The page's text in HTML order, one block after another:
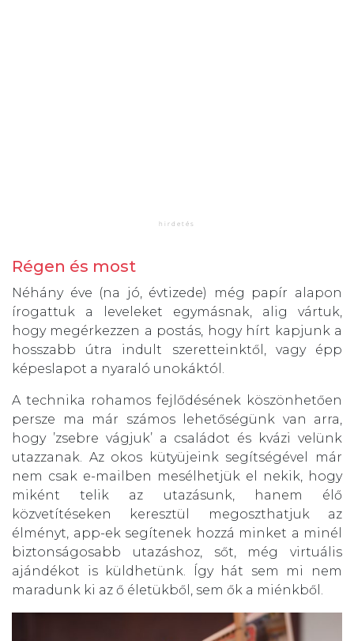
Régen és most
Néhány éve (na jó, évtizede) még papír alapon
írogattuk a leveleket egymásnak, alig vártuk,
hogy megérkezzen a postás, hogy hírt kapjunk a
hosszabb útra indult szeretteinktől, vagy épp
képeslapot a nyaraló unokáktól.
A technika rohamos fejlődésének köszönhetően
persze ma már számos lehetőségünk van arra,
hogy ’zsebre vágjuk’ a családot és kvázi velünk
utazzanak. Az okos kütyüjeink segítségével már
nem csak e-mailben mesélhetjük el nekik, hogy
miként telik az utazásunk, hanem élő
közvetítéseken keresztül megoszthatjuk az
élményt, app-ek segítenek hozzá minket a minél
biztonságosabb utazáshoz, sőt, még virtuális
ajándékot is küldhetünk. Így hát sem mi nem
maradunk ki az ő életükből, sem ők a miénkből.